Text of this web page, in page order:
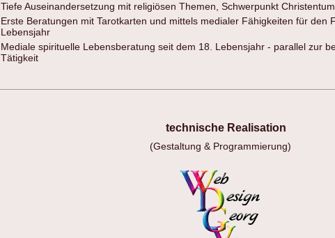
Tiefe Auseinandersetzung mit religiösen Themen, Schwerpunkt
Erste Beratungen mit Tarotkarten und mittels medialer Fähigkeiten für den
Lebensjahr
Mediale spirituelle Lebensberatung seit dem 18. Lebensjahr - parallel zur
Tätigkeit
technische Realisation
(Gestaltung & Programmierung)